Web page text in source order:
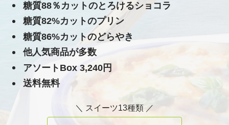
糖質88％カットのとろけるショコラ
糖質82%カットのプリン
糖質86%カットのどらやき
他人気商品が多数
アソートBox 3,240円
送料無料
＼ スイーツ13種類 ／